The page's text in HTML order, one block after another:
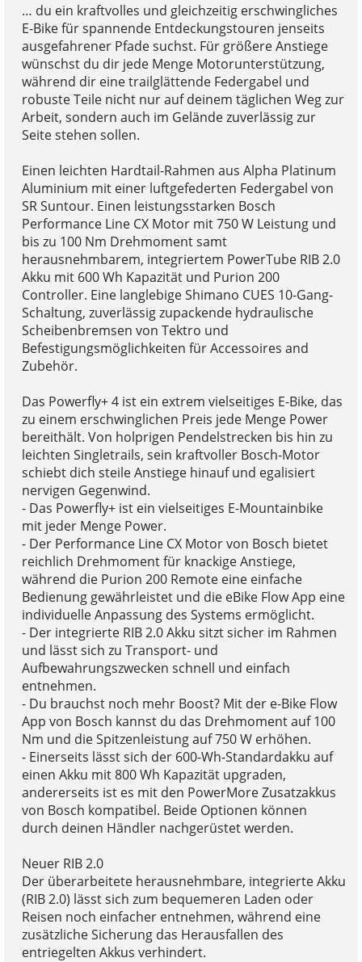
… du ein kraftvolles und gleichzeitig erschwingliches
E-Bike für spannende Entdeckungstouren jenseits
ausgefahrener Pfade suchst. Für größere Anstiege
wünschst du dir jede Menge Motorunterstützung,
während dir eine trailglättende Federgabel und
robuste Teile nicht nur auf deinem täglichen Weg zur
Arbeit, sondern auch im Gelände zuverlässig zur
Seite stehen sollen.
Einen leichten Hardtail-Rahmen aus Alpha Platinum
Aluminium mit einer luftgefederten Federgabel von
SR Suntour. Einen leistungsstarken Bosch
Performance Line CX Motor mit 750 W Leistung und
bis zu 100 Nm Drehmoment samt
herausnehmbarem, integriertem PowerTube RIB 2.0
Akku mit 600 Wh Kapazität und Purion 200
Controller. Eine langlebige Shimano CUES 10-Gang-
Schaltung, zuverlässig zupackende hydraulische
Scheibenbremsen von Tektro und
Befestigungsmöglichkeiten für Accessoires and
Zubehör.
Das Powerfly+ 4 ist ein extrem vielseitiges E-Bike, das
zu einem erschwinglichen Preis jede Menge Power
bereithält. Von holprigen Pendelstrecken bis hin zu
leichten Singletrails, sein kraftvoller Bosch-Motor
schiebt dich steile Anstiege hinauf und egalisiert
nervigen Gegenwind.
- Das Powerfly+ ist ein vielseitiges E-Mountainbike
mit jeder Menge Power.
- Der Performance Line CX Motor von Bosch bietet
reichlich Drehmoment für knackige Anstiege,
während die Purion 200 Remote eine einfache
Bedienung gewährleistet und die eBike Flow App eine
individuelle Anpassung des Systems ermöglicht.
- Der integrierte RIB 2.0 Akku sitzt sicher im Rahmen
und lässt sich zu Transport- und
Aufbewahrungszwecken schnell und einfach
entnehmen.
- Du brauchst noch mehr Boost? Mit der e-Bike Flow
App von Bosch kannst du das Drehmoment auf 100
Nm und die Spitzenleistung auf 750 W erhöhen.
- Einerseits lässt sich der 600-Wh-Standardakku auf
einen Akku mit 800 Wh Kapazität upgraden,
andererseits ist es mit den PowerMore Zusatzakkus
von Bosch kompatibel. Beide Optionen können
durch deinen Händler nachgerüstet werden.
Neuer RIB 2.0
Der überarbeitete herausnehmbare, integrierte Akku
(RIB 2.0) lässt sich zum bequemeren Laden oder
Reisen noch einfacher entnehmen, während eine
zusätzliche Sicherung das Herausfallen des
entriegelten Akkus verhindert.